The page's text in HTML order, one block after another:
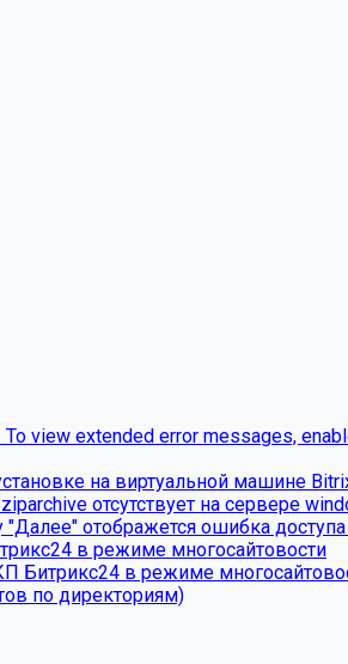
view extended error messages,
на виртуальной машине
отсутствует на сервере
отображется ошибка
в режиме многосайтовости
Битрикс24 в режиме
по директориям)